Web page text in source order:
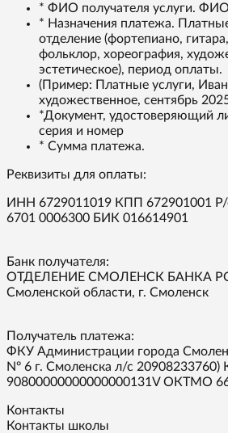
* ФИО получателя услуги.
* Назначения платежа.
отделение (фортепиано,
фольклор, хореография,
эстетическое), период оплаты.
(Пример: Платные услуги,
художественное, сентябрь
*Документ, удостоверяющий
серия и номер
* Сумма платежа.
Реквизиты для оплаты:
ИНН 6729011019 КПП 672901001 Р/
6701 0006300 БИК 016614901
Банк получателя:
ОТДЕЛЕНИЕ СМОЛЕНСК БАНКА
Смоленской области, г. Смоленск
Получатель платежа:
ФКУ Администрации города
Nº 6 г. Смоленска л/с 20908233760)
90800000000000000131V ОКТМО
Контакты
Контакты школы